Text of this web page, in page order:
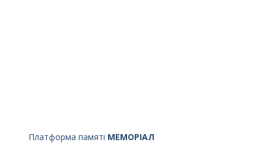
Платформа памяті МЕМОРІАЛ